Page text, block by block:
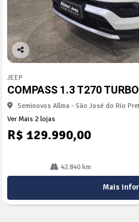
Co
arti
lhe
JEEP
COMPASS 1.3 T270
Seminovos Allma - São José do Rio
Ver Mais 2 lojas
R$ 129.990,00
42.840 km
Mais